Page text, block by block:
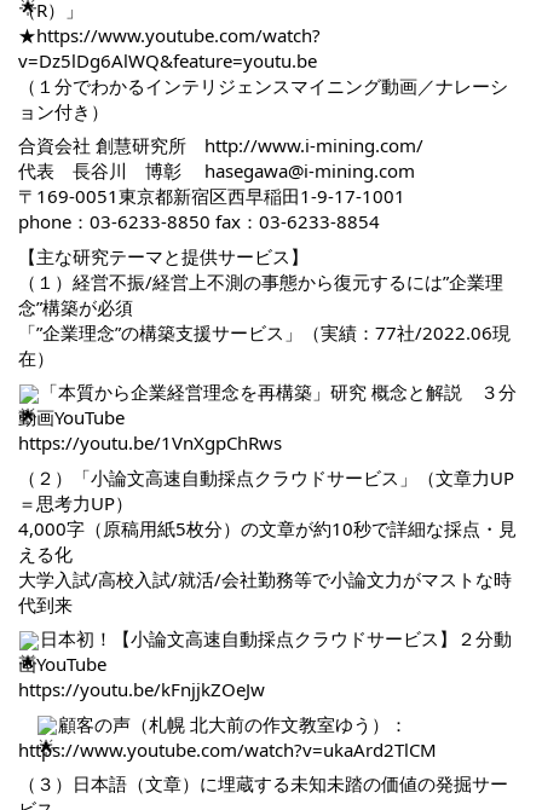
（R）」
★https://www.youtube.com/watch?
v=Dz5lDg6AlWQ&feature=youtu.be
（１分でわかるインテリジェンスマイニング動画／ナレーシ
ョン付き）
合資会社 創慧研究所 http://www.i-mining.com/
代表 長谷川 博彰 hasegawa@i-mining.com
〒169-0051東京都新宿区西早稲田1-9-17-1001
phone：03-6233-8850 fax：03-6233-8854
【主な研究テーマと提供サービス】
（１）経営不振/経営上不測の事態から復元するには”企業理
念”構築が必須
「”企業理念”の構築支援サービス」（実績：77社/2022.06現
在）
「本質から企業経営理念を再構築」研究 概念と解説 ３分
動画YouTube
https://youtu.be/1VnXgpChRws
（２）「小論文高速自動採点クラウドサービス」（文章力UP
＝思考力UP）
4,000字（原稿用紙5枚分）の文章が約10秒で詳細な採点・見
える化
大学入試/高校入試/就活/会社勤務等で小論文力がマストな時
代到来
日本初！【小論文高速自動採点クラウドサービス】２分動
画YouTube
https://youtu.be/kFnjjkZOeJw
顧客の声（札幌 北大前の作文教室ゆう）：
https://www.youtube.com/watch?v=ukaArd2TlCM
（３）日本語（文章）に埋蔵する未知未踏の価値の発掘サー